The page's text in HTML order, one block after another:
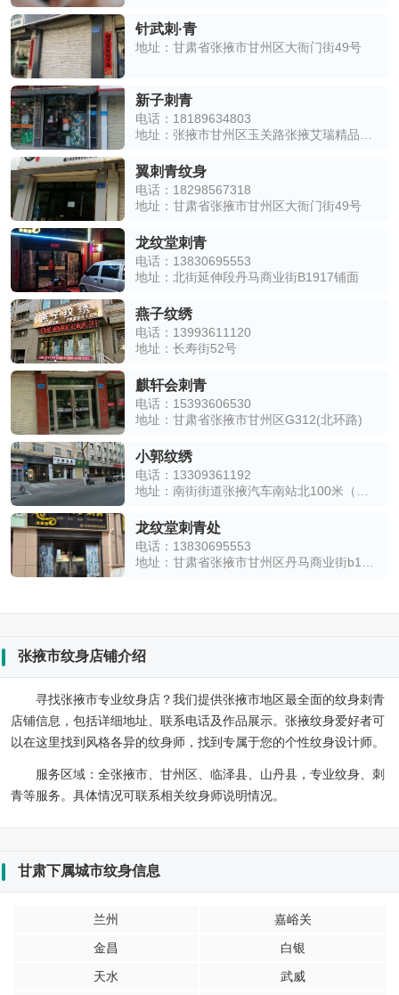
针武刺·青
地址：甘肃省张掖市甘州区大衙门街49号
新子刺青
电话：18189634803
翼刺青纹身
电话：18298567318
地址：甘肃省张掖市甘州区大衙门街49号
龙纹堂刺青
电话：13830695553
地址：北街延伸段丹马商业街B1917铺面
燕子纹绣
电话：13993611120
地址：长寿街52号
麒轩会刺青
电话：15393606530
地址：甘肃省张掖市甘州区G312(北环路)
小郭纹绣
电话：13309361192
龙纹堂刺青处
电话：13830695553
张掖市纹身店铺介绍
寻找张掖市专业纹身店？我们提供张掖市地区最全面的纹身刺青
店铺信息，包括详细地址、联系电话及作品展示。张掖纹身爱好者可
以在这里找到风格各异的纹身师，找到专属于您的个性纹身设计师。
服务区域： 全张掖市、甘州区、临泽县、山丹县，专业纹身、刺
青等服务。具体情况可联系相关纹身师说明情况。
甘肃下属城市纹身信息
兰州
嘉峪关
金昌
白银
天水
武威